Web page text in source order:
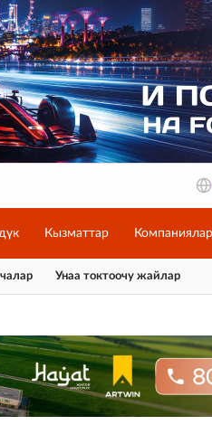
Кызматтар Компаниялар
Унаа токтоочу жайлар